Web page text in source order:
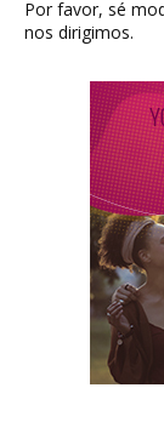
Por favor, sé
nos dirigimos.